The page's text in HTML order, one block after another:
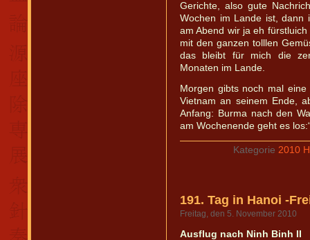
Gerichte, also gute
Wochen im Lande ist, dann
am Abend wir ja eh
mit den ganzen tolllen
das bleibt für mich die
Monaten im Lande.
Morgen gibts noch mal
Vietnam an seinem Ende,
Anfang: Burma nach den
am Wochenende geht es
Kategorie 2010
191. Tag in Hanoi -
Freitag, den 5. November 2010
Ausflug nach Ninh Binh II